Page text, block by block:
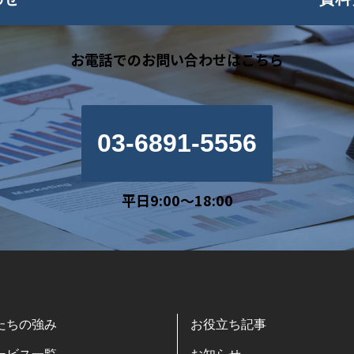
お電話でのお問い合わせはこちら
03-6891-5556
平日9:00～18:00
ちの強み お役立ち記事